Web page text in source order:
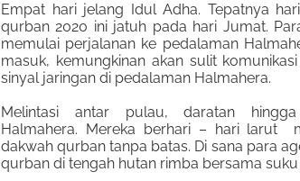
Empat hari jelang Idul Adha. Tepatnya
qurban 2020 ini jatuh pada hari Jumat.
memulai perjalanan ke pedalaman
masuk, kemungkinan akan sulit
sinyal jaringan di pedalaman Halmahera.
Melintasi antar pulau, daratan hingga
Halmahera. Mereka berhari – hari larut
dakwah qurban tanpa batas. Di sana para
qurban di tengah hutan rimba bersama suku